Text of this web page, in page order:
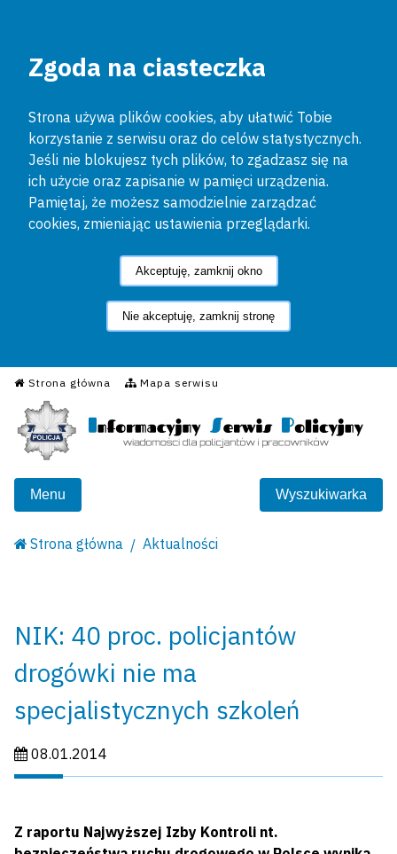
Zgoda na ciasteczka
Strona używa plików cookies, aby ułatwić Tobie
korzystanie z serwisu oraz do celów statystycznych.
Jeśli nie blokujesz tych plików, to zgadzasz się na
ich użycie oraz zapisanie w pamięci urządzenia.
Pamiętaj, że możesz samodzielnie zarządzać
cookies, zmieniając ustawienia przeglądarki.
Akceptuję, zamknij okno
Nie akceptuję, zamknij stronę
Strona główna Mapa serwisu
Informacyjny Serwis
Menu Wyszukiwarka
Strona główna Aktualności
NIK: 40 proc. policjantów
drogówki nie ma
specjalistycznych szkoleń
Data publikacji:
08.01.2014
Z raportu Najwyższej Izby Kontroli nt.